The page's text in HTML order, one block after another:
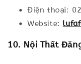
Điện thoại:
Website:
10. Nội Thất